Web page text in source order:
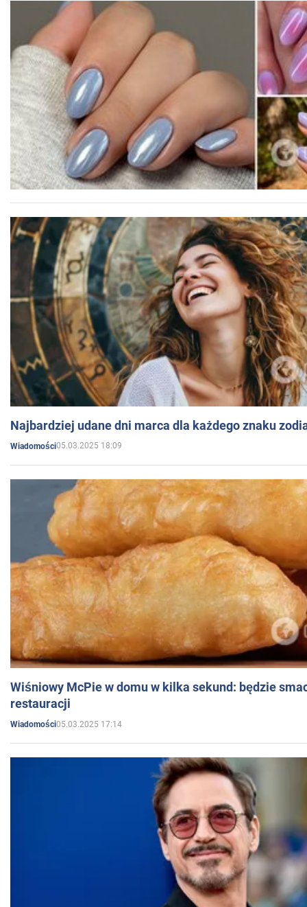
Najbardziej udane dni marca dla każdego znaku
Wiadomości05.03.2025 18:09
Wiśniowy McPie w domu w kilka sekund: będzie
restauracji
Wiadomości05.03.2025 17:14